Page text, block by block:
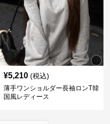
¥5,210 (税込)
薄手ワンショルダー長袖ロンT韓
国風レディース